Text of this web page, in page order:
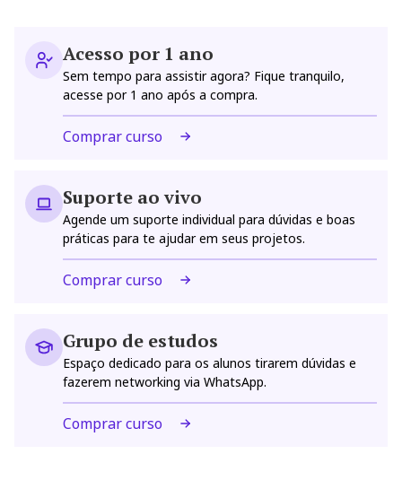
Acesso por 1 ano
Sem tempo para assistir agora? Fique tranquilo,
acesse por 1 ano após a compra.
Comprar curso
Suporte ao vivo
Agende um suporte individual para dúvidas e boas
práticas para te ajudar em seus projetos.
Comprar curso
Grupo de estudos
Espaço dedicado para os alunos tirarem dúvidas e
fazerem networking via WhatsApp.
Comprar curso